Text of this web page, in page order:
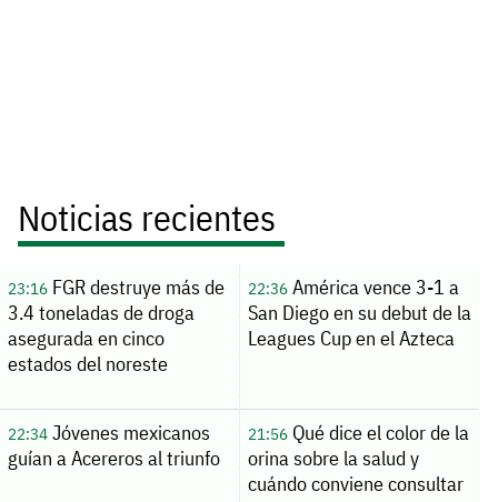
Noticias recientes
23:16FGR destruye más de
3.4 toneladas de droga
asegurada en cinco
estados del noreste
22:36América vence 3-1 a
San Diego en su debut de la
Leagues Cup en el Azteca
22:34Jóvenes mexicanos
guían a Acereros al triunfo
21:56Qué dice el color de la
orina sobre la salud y
cuándo conviene consultar